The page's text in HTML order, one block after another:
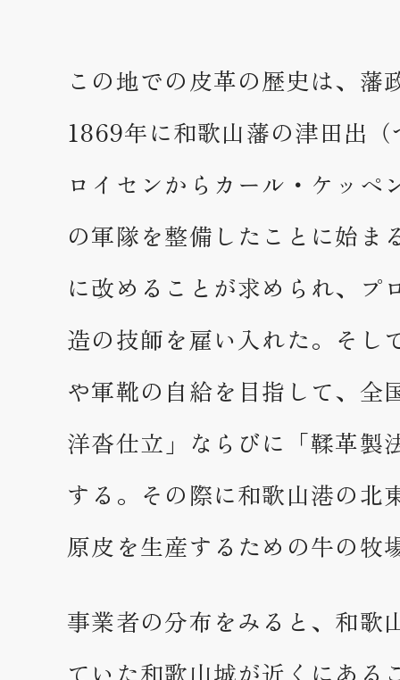
この地での皮革の歴史は、藩
1869年に和歌山藩の津田出
ロイセンからカール・ケッペ
の軍隊を整備したことに始ま
に改めることが求められ、プ
造の技師を雇い入れた。そし
や軍靴の自給を目指して、全
洋沓仕立」ならびに「鞣革製
する。その際に和歌山港の北
原皮を生産するための牛の牧
事業者の分布をみると、和歌
ていた和歌山城が近くにある